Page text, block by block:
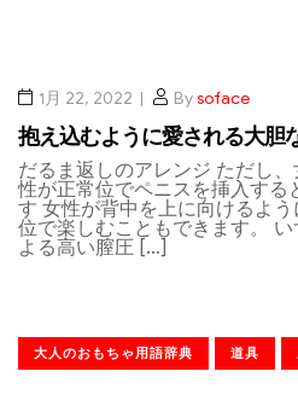
1月 22, 2022 Bysoface
抱え込むように愛される大胆
だるま返しのアレンジ ただし
性が正常位でペニスを挿入する
す 女性が背中を上に向けるよ
位で楽しむこともできます。
よる高い膣圧 […]
大人のおもちゃ用語辞典 道具